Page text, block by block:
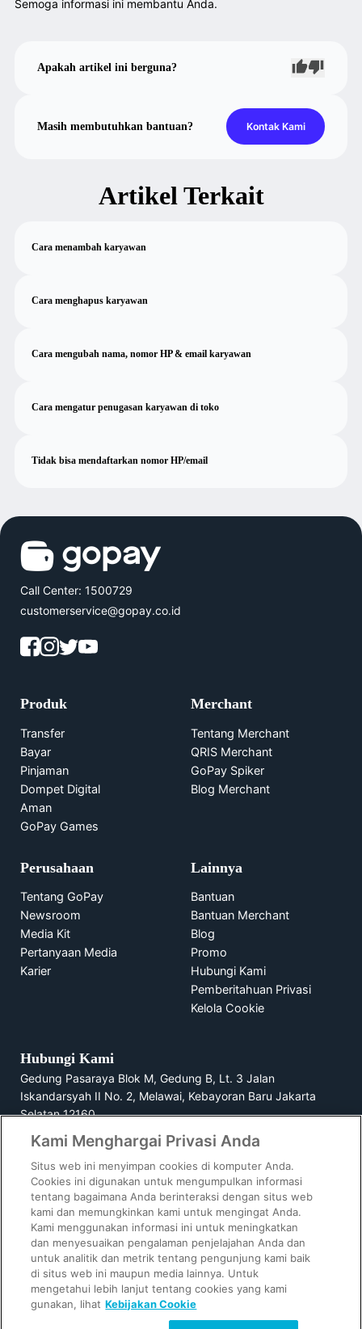
Semoga informasi ini membantu Anda.
Apakah artikel ini berguna?
Masih membutuhkan bantuan? Kontak Kami
Artikel Terkait
Cara menambah karyawan
Cara menghapus karyawan
Cara mengubah nama, nomor HP & email karyawan
Cara mengatur penugasan karyawan di toko
Tidak bisa mendaftarkan nomor HP/email
Call Center: 1500729
customerservice@gopay.co.id
Produk
Transfer
Bayar
Pinjaman
Dompet Digital
Aman
GoPay Games
Merchant
Tentang Merchant
QRIS Merchant
GoPay Spiker
Blog Merchant
Perusahaan
Tentang GoPay
Newsroom
Media Kit
Pertanyaan Media
Karier
Lainnya
Bantuan
Bantuan Merchant
Blog
Promo
Hubungi Kami
Pemberitahuan Privasi
Kelola Cookie
Hubungi Kami
Gedung Pasaraya Blok M, Gedung B, Lt. 3 Jalan
Iskandarsyah II No. 2, Melawai, Kebayoran Baru Jakarta
Selatan 12160
1500729
GoPay Indonesia berizin dan diawasi oleh Bank Indonesia.
GoPay Pinjam oleh PT Mapan Global Reksa dan GoPay Later
oleh PT Multifinance Anak Bangsa berizin dan diawasi oleh
OJK.
© 2023-2025 GoPay - PT Dompet Anak Bangsa. All Rights
Kami Menghargai Privasi Anda
Situs web ini menyimpan cookies di komputer Anda.
Cookies ini digunakan untuk mengumpulkan informasi
tentang bagaimana Anda berinteraksi dengan situs web
kami dan memungkinkan kami untuk mengingat Anda.
Kami menggunakan informasi ini untuk meningkatkan
dan menyesuaikan pengalaman penjelajahan Anda dan
untuk analitik dan metrik tentang pengunjung kami baik
di situs web ini maupun media lainnya. Untuk
mengetahui lebih lanjut tentang cookies yang kami
gunakan, lihat Kebijakan Cookie